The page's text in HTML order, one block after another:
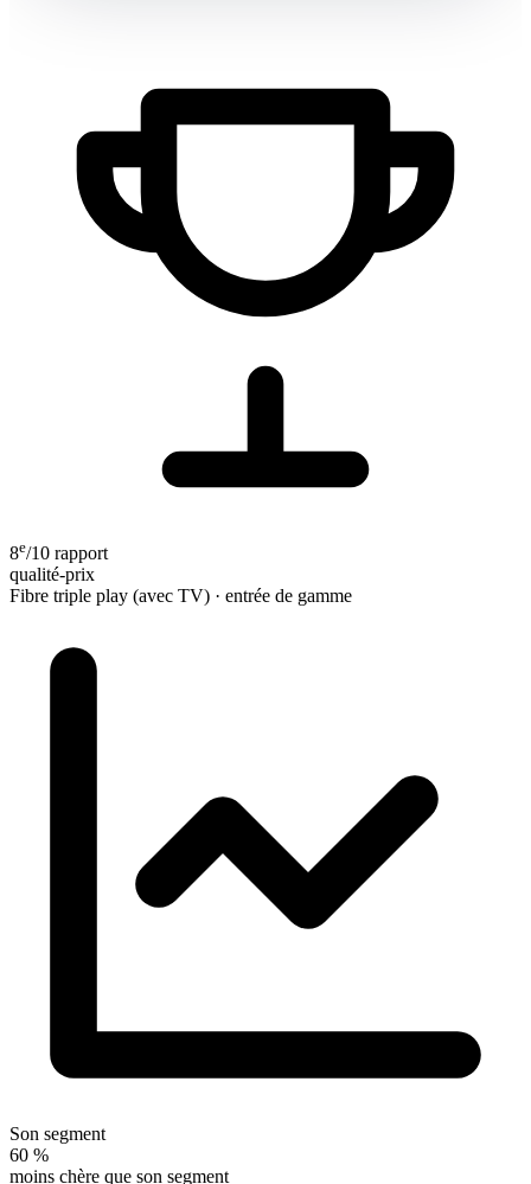
8e/10 rapport
qualité-prix
Fibre triple play (avec TV) · entrée de gamme
Son segment
60 %
moins chère que son segment